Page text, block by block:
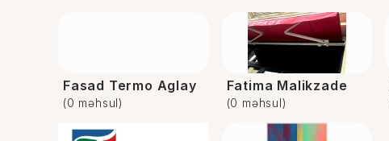
Fasad Termo Aglay
(0 məhsul)
Fatima Malikzade
(0 məhsul)